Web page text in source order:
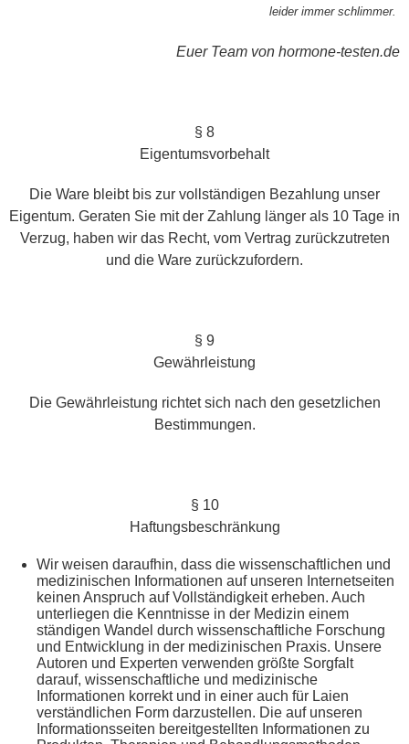
leider immer schlimmer.
Euer Team von hormone-testen.de
§ 8
Eigentumsvorbehalt
Die Ware bleibt bis zur vollständigen Bezahlung unser
Eigentum. Geraten Sie mit der Zahlung länger als 10 Tage in
Verzug, haben wir das Recht, vom Vertrag zurückzutreten
und die Ware zurückzufordern.
§ 9
Gewährleistung
Die Gewährleistung richtet sich nach den gesetzlichen
Bestimmungen.
§ 10
Haftungsbeschränkung
Wir weisen daraufhin, dass die wissenschaftlichen und
medizinischen Informationen auf unseren Internetseiten
keinen Anspruch auf Vollständigkeit erheben. Auch
unterliegen die Kenntnisse in der Medizin einem
ständigen Wandel durch wissenschaftliche Forschung
und Entwicklung in der medizinischen Praxis. Unsere
Autoren und Experten verwenden größte Sorgfalt
darauf, wissenschaftliche und medizinische
Informationen korrekt und in einer auch für Laien
verständlichen Form darzustellen. Die auf unseren
Informationsseiten bereitgestellten Informationen zu